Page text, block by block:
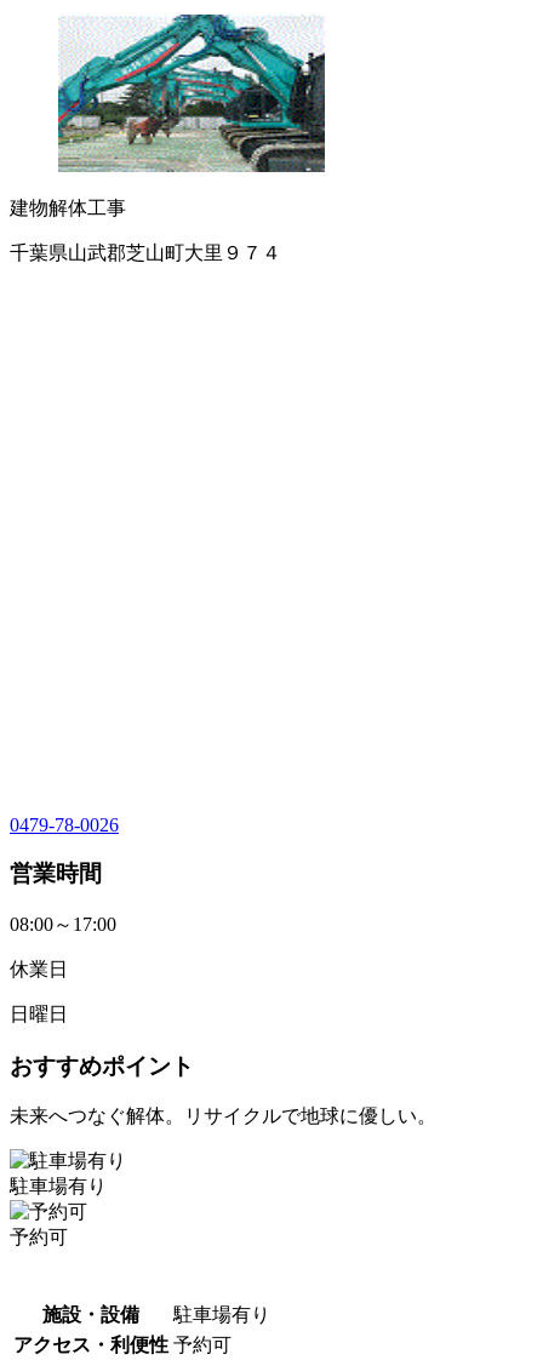
建物解体工事
千葉県山武郡芝山町大里９７４
0479-78-0026
営業時間
08:00～17:00
休業日
日曜日
おすすめポイント
未来へつなぐ解体。リサイクルで地球に優しい。
駐車場有り
予約可
施設・設備
駐車場有り
アクセス・利便性 予約可